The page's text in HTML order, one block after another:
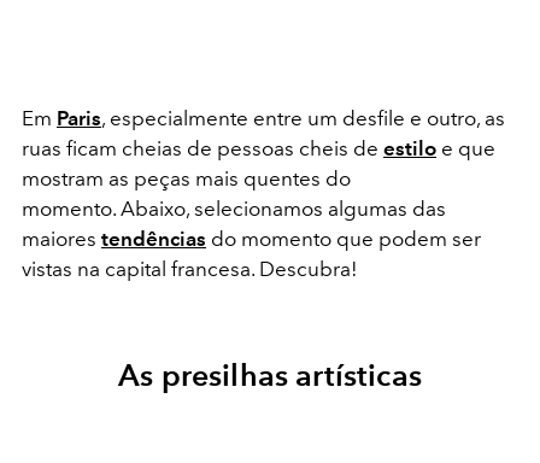
Em Paris, especialmente entre um desfile e outro, as
ruas ficam cheias de pessoas cheis de estilo e que
mostram as peças mais quentes do
momento. Abaixo, selecionamos algumas das
maiores tendências do momento que podem ser
vistas na capital francesa. Descubra!
As presilhas artísticas